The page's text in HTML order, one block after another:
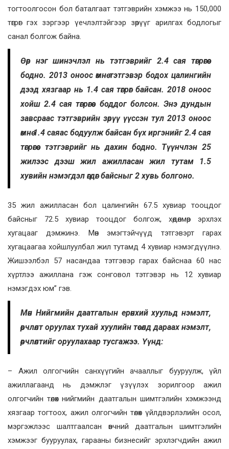
тогтоолгосон бол баталгаат тэтгэврийн хэмжээ нь 150,000
төгрөг гэх зэргээр үечлэлтэйгээр зөрүүг арилгах бодлогыг
санал болгож байна.
Өөр нэг шинэчлэл нь тэтгэврийг 2.4 сая төгрөгөөс
бодно. 2013 оноос өмнө тэтгэвэр бодох цалингийн
дээд хязгаар нь 1.4 сая төгрөг байсан. 2018 оноос
хойш 2.4 сая төгрөгөөс боддог болсон. Энэ дундын
завсраас тэтгэврийн зөрүү үүссэн тул 2013 оноос
өмнө 1.4 саяас бодуулж байсан бүх иргэнийг 2.4 сая
төгрөгөөс тэтгэврийг нь дахин бодно. Түүнчлэн 25
жилээс дээш жил ажилласан жил тутам 1.5
хувийн нэмэгдэл өгдөг байсныг 2 хувь болгоно.
35 жил ажилласан бол цалингийн 67.5 хувиар тооцдог
байсныг 72.5 хувиар тооцдог болгож, хөдөлмөр эрхлэх
хугацааг дэмжинэ. Мөн эмэгтэйчүүд тэтгэвэрт гарах
хугацаагаа хойшлуулбал жил тутамд 4 хувиар нэмэгдүүлнэ.
Жишээлбэл 57 насандаа тэтгэвэр гарах байснаа 60 нас
хүртлээ ажиллана гэж сонговол тэтгэвэр нь 12 хувиар
нэмэгдэх юм” гэв.
Мөн Нийгмийн даатгалын ерөнхий хуульд нэмэлт,
өөрчлөлт оруулах тухай хуулийн төсөлд дараах нэмэлт,
өөрчлөлтийг оруулахаар тусгажээ. Үүнд:
– Ажил олгогчийн санхүүгийн ачааллыг бууруулж, үйл
ажиллагаанд нь дэмжлэг үзүүлэх зорилгоор ажил
олгогчийн төлөх нийгмийн даатгалын шимтгэлийн хэмжээнд
хязгаар тогтоох, ажил олгогчийн төлөх үйлдвэрлэлийн осол,
мэргэжлээс шалтгаалсан өвчний даатгалын шимтгэлийн
хэмжээг бууруулах, гарааны бизнесийг эрхлэгчдийн ажил